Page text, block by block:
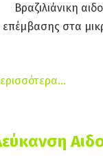
Βραζιλιάνικη
επέμβασης στα